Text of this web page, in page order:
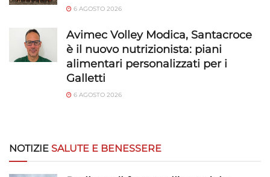
6 AGOSTO 2026
Avimec Volley Modica, Santacroce
è il nuovo nutrizionista: piani
alimentari personalizzati per i
Galletti
6 AGOSTO 2026
NOTIZIE SALUTE E BENESSERE